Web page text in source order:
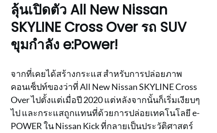
ลุ้นเปิดตัว All New Nissan
SKYLINE Cross Over รถ SUV
ขุมกำลัง e:Power!
จากที่เคยได้สร้างกระแส สำหรับการปล่อยภาพ
คอนเซ็ปท์ของว่าที่ All New Nissan SKYLINE Cross
Over ไปตั้งแต่เมื่อปี 2020 แต่หลังจากนั้นก็เริ่มเงียบๆ
ไป และกระแสถูกแทนที่ด้วยการปล่อยเทคโนโลยี e-
POWER ใน Nissan Kick ที่กลายเป็นประวัติศาสตร์